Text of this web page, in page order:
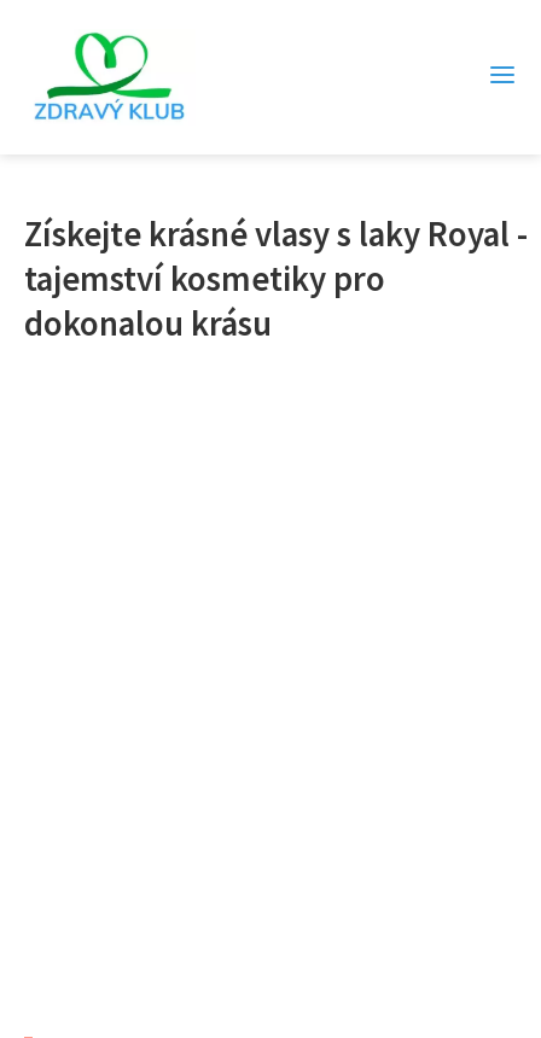
Získejte krásné vlasy s laky Royal -
tajemství kosmetiky pro
dokonalou krásu